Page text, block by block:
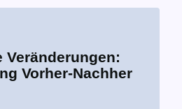
Veränderungen:
Vorher-Nachher